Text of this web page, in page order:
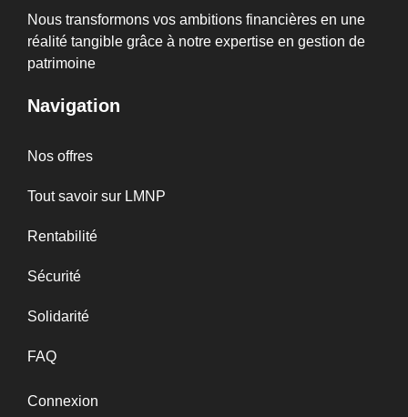
Nous transformons vos ambitions financières en une
réalité tangible grâce à notre expertise en gestion de
patrimoine
Navigation
Nos offres
Tout savoir sur LMNP
Rentabilité
Sécurité
Solidarité
FAQ
Connexion